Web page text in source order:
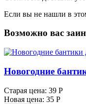
Если вы не нашли в
Возможно вас
Новогодние
Старая цена: 39 Р
Новая цена: 35 Р